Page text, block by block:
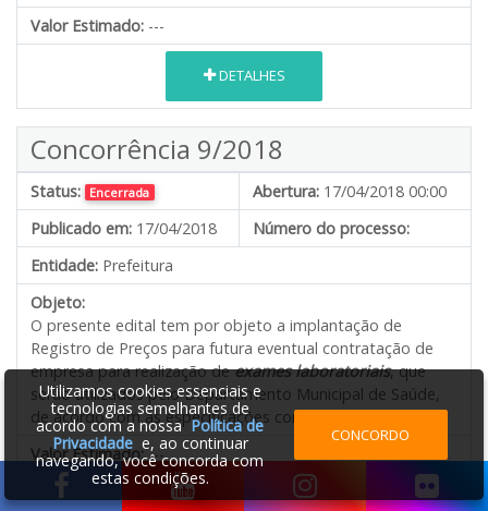
Valor Estimado: ---
DETALHES
Concorrência 9/2018
Status: Encerrada Abertura: 17/04/2018 00:00
Publicado em: 17/04/2018
Número do processo:
Entidade: Prefeitura
Objeto:
O presente edital tem por objeto a implantação de
Registro de Preços para futura eventual contratação de
empresa para realização deexames laboratoriais, que
serão utilizados pelo Departamento Municipal de Saúde,
de acordo com as especificações contidas no Anexo IV.
Valor Estimado:---
DETALHES
Utilizamos cookies essenciais e
tecnologias semelhantes de
acordo com a nossaPolítica de
Privacidadee, ao continuar
navegando, você concorda com
estas condições.
CONCORDO